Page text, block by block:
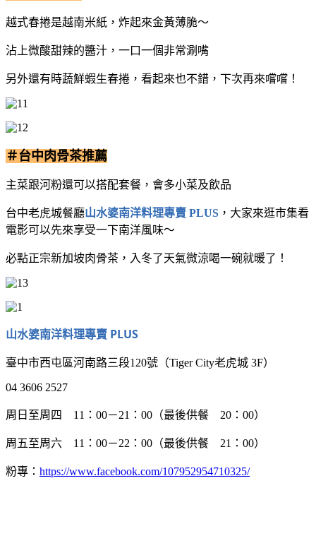
越式春捲是越南米紙，炸起來金黃薄脆～
沾上微酸甜辣的醬汁，一口一個非常涮嘴
另外還有時蔬鮮蝦生春捲，看起來也不錯，下次再來嚐嚐！
＃台中肉骨茶推薦
主菜跟河粉還可以搭配套餐，會多小菜及飲品
台中老虎城餐廳山水婆南洋料理專賣 PLUS ，大家來逛市集看
電影可以先來享受一下南洋風味～
必點正宗新加坡肉骨茶，入冬了天氣微涼喝一碗就暖了！
山水婆南洋料理專賣 PLUS
臺中市西屯區河南路三段120號（Tiger City老虎城 3F）
04 3606 2527
周日至周四 11：00－21：00（最後供餐 20：00）
周五至周六 11：00－22：00（最後供餐 21：00）
粉專： https://www.facebook.com/107952954710325/